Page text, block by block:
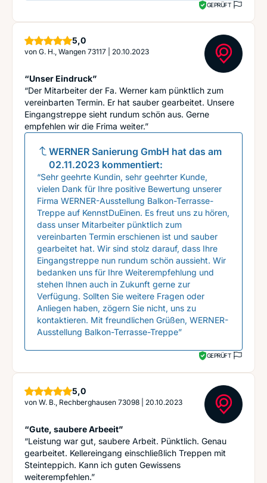
GEPRÜFT
5,0Sterne
von G. H., Wangen 73117 20.10.2023
“Unser Eindruck”
“Der Mitarbeiter der Fa. Werner kam pünktlich zum
vereinbarten Termin. Er hat sauber gearbeitet. Unsere
Eingangstreppe sieht rundum schön aus. Gerne
empfehlen wir die Frima weiter.”
WERNER Sanierung GmbH hat das am
02.11.2023 kommentiert:
“Sehr geehrte Kundin, sehr geehrter Kunde,
vielen Dank für Ihre positive Bewertung unserer
Firma WERNER-Ausstellung Balkon-Terrasse-
Treppe auf KennstDuEinen. Es freut uns zu hören,
dass unser Mitarbeiter pünktlich zum
vereinbarten Termin erschienen ist und sauber
gearbeitet hat. Wir sind stolz darauf, dass Ihre
Eingangstreppe nun rundum schön aussieht. Wir
bedanken uns für Ihre Weiterempfehlung und
stehen Ihnen auch in Zukunft gerne zur
Verfügung. Sollten Sie weitere Fragen oder
Anliegen haben, zögern Sie nicht, uns zu
kontaktieren. Mit freundlichen Grüßen, WERNER-
Ausstellung Balkon-Terrasse-Treppe”
GEPRÜFT
5,0Sterne
von W. B., Rechberghausen 73098 20.10.2023
“Gute, saubere Arbeeit”
“Leistung war gut, saubere Arbeit. Pünktlich. Genau
gearbeitet. Kellereingang einschließlich Treppen mit
Steinteppich. Kann ich guten Gewissens
weiterempfehlen.”